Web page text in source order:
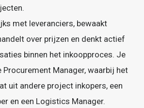
met leveranciers, bewaakt
over prijzen en denkt actief
binnen het inkoopproces. Je
Procurement Manager, waarbij het
uit andere project inkopers, een
en een Logistics Manager.